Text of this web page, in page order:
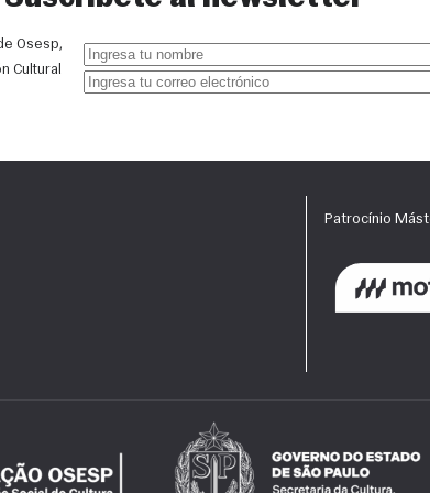
Osesp,
Cultural
Patrocínio